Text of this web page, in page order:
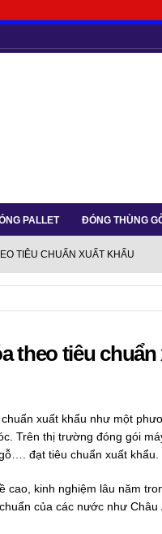
PALLET ĐÓNG THÙNG
TIÊU CHUẨN XUẤT KHẨU
theo tiêu chuẩn
xuất khẩu như một
Trên thị trường đóng gói
đạt tiêu chuẩn xuất khẩu.
kinh nghiệm lâu năm
của các nước như